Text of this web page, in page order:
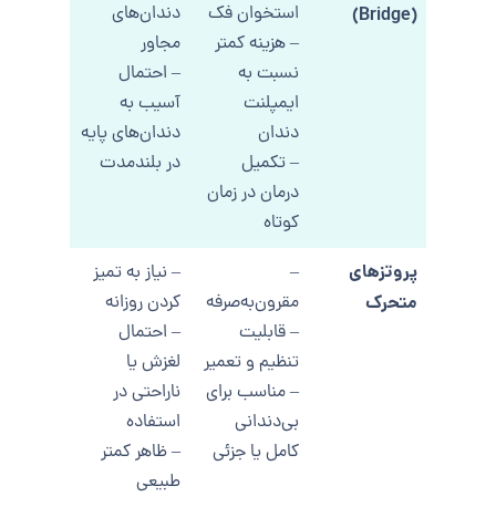
(Bridge)
استخوان فک
– هزینه کمتر
نسبت به
ایمپلنت
دندان
– تکمیل
درمان در زمان
کوتاه
دندان‌های
مجاور
– احتمال
آسیب به
دندان‌های پایه
در بلندمدت
پروتزهای
متحرک
–
مقرون‌به‌صرفه
– قابلیت
تنظیم و تعمیر
– مناسب برای
بی‌دندانی
کامل یا جزئی
– نیاز به تمیز
کردن روزانه
– احتمال
لغزش یا
ناراحتی در
استفاده
– ظاهر کمتر
طبیعی